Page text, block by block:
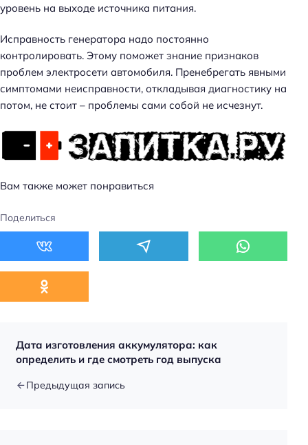
уровень на выходе источника питания.
Исправность генератора надо постоянно
контролировать. Этому поможет знание признаков
проблем электросети автомобиля. Пренебрегать явными
симптомами неисправности, откладывая диагностику на
потом, не стоит – проблемы сами собой не исчезнут.
Вам также может понравиться
Поделиться
Дата изготовления аккумулятора: как
определить и где смотреть год выпуска
Предыдущая запись